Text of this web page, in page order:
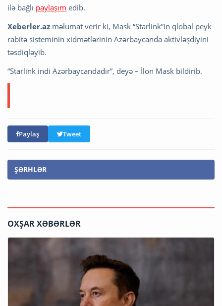
ilə bağlı paylaşım edib.
Xeberler.az məlumat verir ki, Mask “Starlink”in qlobal peyk
rabitə sisteminin xidmətlərinin Azərbaycanda aktivləşdiyini
təsdiqləyib.
“Starlink indi Azərbaycandadır”, deyə – İlon Mask bildirib.
Paylaş Tweet
ŞƏRHLƏR
OXŞAR XƏBƏRLƏR